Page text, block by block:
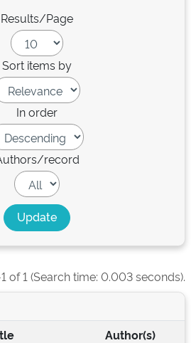
Results/Page
Sort items by
In order
record
of 1 (Search time: 0.003 seconds).
Author(s)